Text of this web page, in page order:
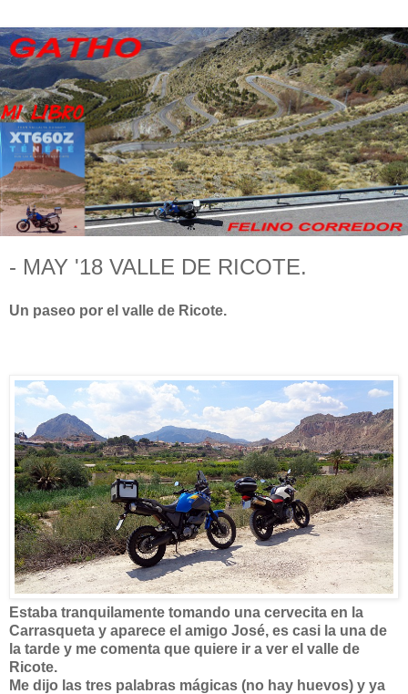
- MAY '18 VALLE DE RICOTE.
Un paseo por el valle de Ricote.
Estaba tranquilamente tomando una cervecita en la
Carrasqueta y aparece el amigo José, es casi la una de
la tarde y me comenta que quiere ir a ver el valle de
Ricote.
Me dijo las tres palabras mágicas (no hay huevos) y ya